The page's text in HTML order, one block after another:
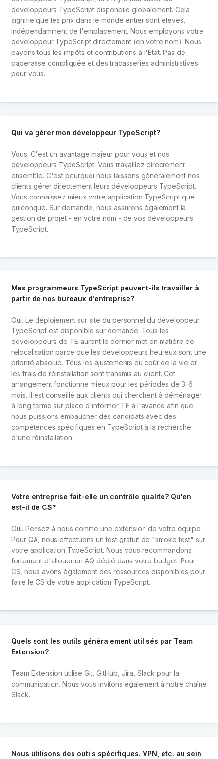
développeurs TypeScript disponbile globalement. Cela
signifie que les prix dans le monde entier sont élevés,
indépendamment de l'emplacement. Nous employons votre
développeur TypeScript directement (en votre nom). Nous
payons tous les impôts et contributions à l'État. Pas de
paperasse compliquée et des tracasseries administratives
pour vous.
Qui va gérer mon développeur TypeScript?
Vous. C'est un avantage majeur pour vous et nos
développeurs TypeScript. Vous travaillez directement
ensemble. C'est pourquoi nous laissons généralement nos
clients gérer directement leurs développeurs TypeScript.
Vous connaissez mieux votre application TypeScript que
quiconque. Sur demande, nous assurons également la
gestion de projet - en votre nom - de vos développeurs
TypeScript.
Mes programmeurs TypeScript peuvent-ils travailler à
partir de nos bureaux d'entreprise?
Oui. Le déploiement sur site du personnel du développeur
TypeScript est disponible sur demande. Tous les
développeurs de TE auront le dernier mot en matière de
relocalisation parce que les développeurs heureux sont une
priorité absolue. Tous les ajustements du coût de la vie et
les frais de réinstallation sont transmis au client. Cet
arrangement fonctionne mieux pour les périodes de 3-6
mois. Il est conseillé aux clients qui cherchent à déménager
à long terme sur place d'informer TE à l'avance afin que
nous puissions embaucher des candidats avec des
compétences spécifiques en TypeScript à la recherche
d'une réinstallation.
Votre entreprise fait-elle un contrôle qualité? Qu'en
est-il de CS?
Oui. Pensez à nous comme une extension de votre équipe.
Pour QA, nous effectuons un test gratuit de "smoke test" sur
votre application TypeScript. Nous vous recommandons
fortement d'allouer un AQ dédié dans votre budget. Pour
CS, nous avons également des ressources disponibles pour
faire le CS de votre application TypeScript.
Quels sont les outils généralement utilisés par Team
Extension?
Team Extension utilise Git, GitHub, Jira, Slack pour la
communication. Nous vous invitons également à notre chaîne
Slack.
Nous utilisons des outils spécifiques. VPN, etc. au sein